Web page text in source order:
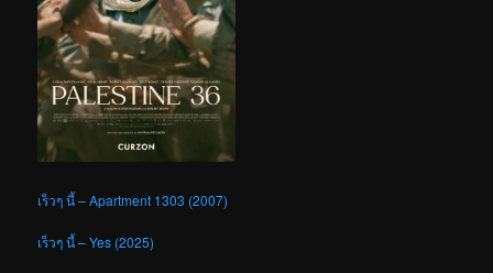
เร็วๆ นี้ – Apartment 1303 (2007)
เร็วๆ นี้ – Yes (2025)